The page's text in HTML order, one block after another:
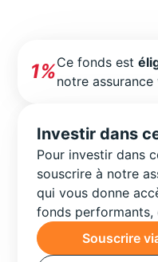
1%Ce fonds est
notre assurance
Investir dans
Pour investir dans
souscrire à notre
qui vous donne
fonds performants,
Souscrire